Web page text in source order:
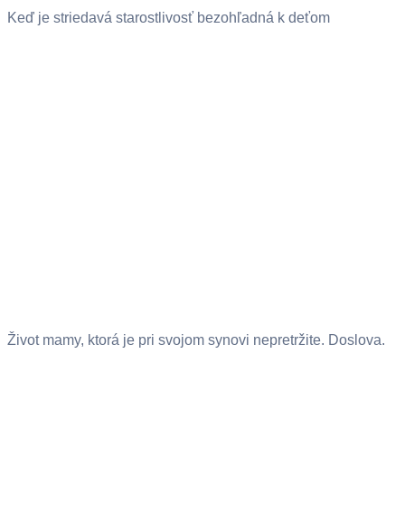
Keď je striedavá starostlivosť bezohľadná k deťom
Život mamy, ktorá je pri svojom synovi nepretržite. Doslova.